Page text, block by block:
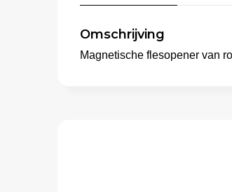
Omschrijving
Magnetische flesopener van